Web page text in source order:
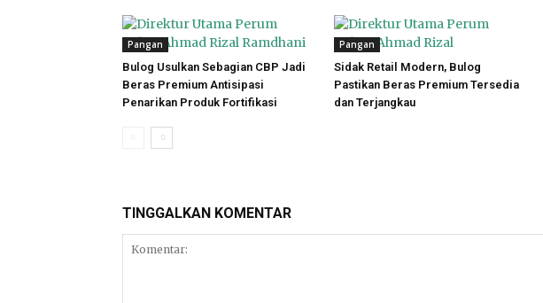
Pangan
Bulog Usulkan Sebagian CBP Jadi
Beras Premium Antisipasi
Penarikan Produk Fortifikasi
Pangan
Sidak Retail Modern, Bulog
Pastikan Beras Premium Tersedia
dan Terjangkau
TINGGALKAN KOMENTAR